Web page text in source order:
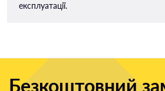
експлуатації.
Безкоштовний